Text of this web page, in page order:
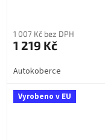
1 007 Kč bez DPH
1 219 Kč
Autokoberce
Vyrobeno v EU